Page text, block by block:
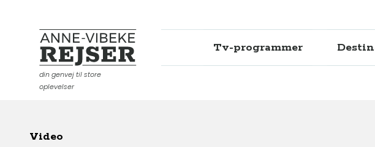
Anne-Vibeke Rejser
din genvej til store
oplevelser
Tv-programmer
Video